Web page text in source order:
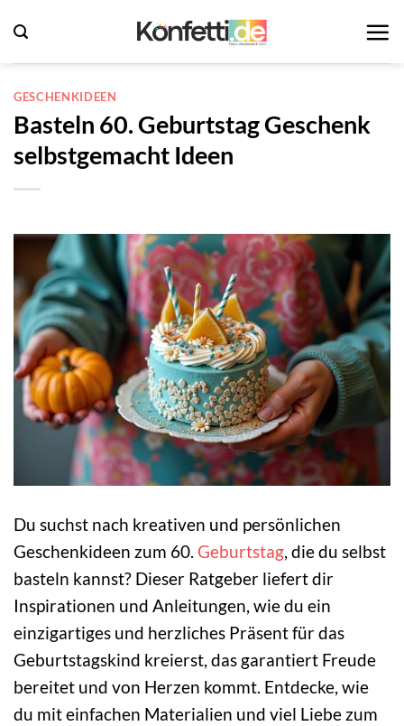
Inhalt
springen
GESCHENKIDEEN
Basteln 60. Geburtstag Geschenk
selbstgemacht Ideen
Du suchst nach kreativen und persönlichen
Geschenkideen zum 60. Geburtstag, die du selbst
basteln kannst? Dieser Ratgeber liefert dir
Inspirationen und Anleitungen, wie du ein
einzigartiges und herzliches Präsent für das
Geburtstagskind kreierst, das garantiert Freude
bereitet und von Herzen kommt. Entdecke, wie
du mit einfachen Materialien und viel Liebe zum